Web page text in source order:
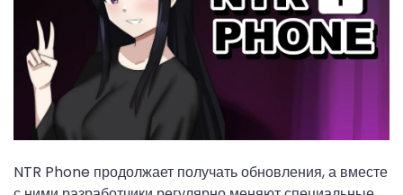
NTR Phone продолжает получать обновления, а вместе